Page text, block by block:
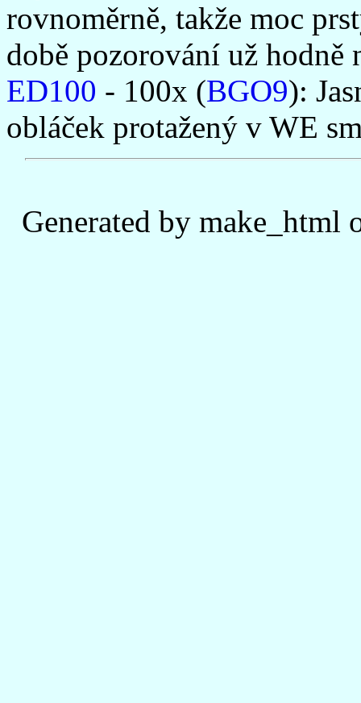
rovnoměrně, takže moc
době pozorování už hodně
ED100 - 100x (BGO9):
obláček protažený v WE
Generated by make_html